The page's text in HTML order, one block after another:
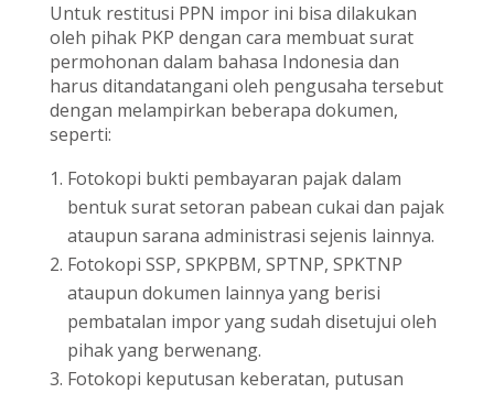
Untuk restitusi PPN impor ini bisa dilakukan
oleh pihak PKP dengan cara membuat surat
permohonan dalam bahasa Indonesia dan
harus ditandatangani oleh pengusaha tersebut
dengan melampirkan beberapa dokumen,
seperti:
Fotokopi bukti pembayaran pajak dalam
bentuk surat setoran pabean cukai dan pajak
ataupun sarana administrasi sejenis lainnya.
Fotokopi SSP, SPKPBM, SPTNP, SPKTNP
ataupun dokumen lainnya yang berisi
pembatalan impor yang sudah disetujui oleh
pihak yang berwenang.
Fotokopi keputusan keberatan, putusan